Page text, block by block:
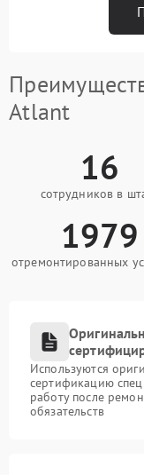
Atlant
16
сотрудников в
1979
отремонтированных
Используются
сертификацию
работу после
обязательств